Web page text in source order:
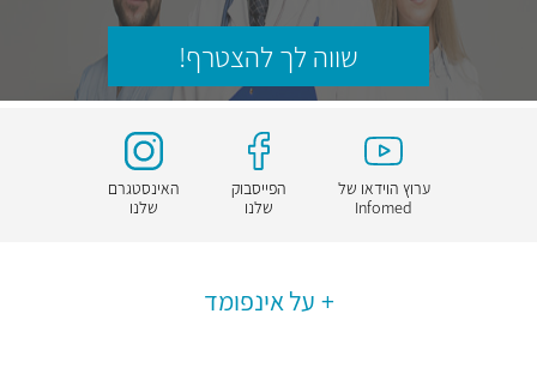
שווה לך להצטרף!
ערוץ הוידאו של
Infomed
הפייסבוק
שלנו
האינסטגרם
שלנו
על אינפומד